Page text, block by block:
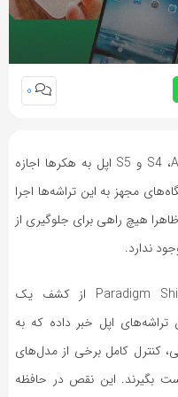
0
، S4 و S5 اپل به هکرها اجازه
مجهز به این تراشه‌ها اجرا
هیچ راهی برای جلوگیری از
ندارد.
Paradigm از کشف یک
اپل خبر داده که به
کنترل کامل برخی از مدل‌های
بگیرند. این نقص در حافظه